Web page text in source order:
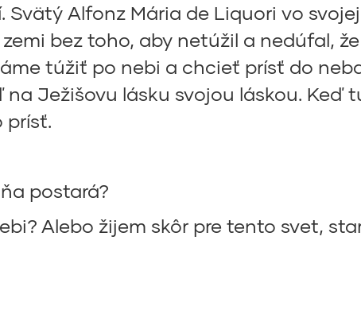
Alfonz Mária de Liquori vo
bez toho, aby netúžil a nedúfal,
túžiť po nebi a chcieť prísť do
Ježišovu lásku svojou láskou. Keď
prísť.
postará?
Alebo žijem skôr pre tento svet,